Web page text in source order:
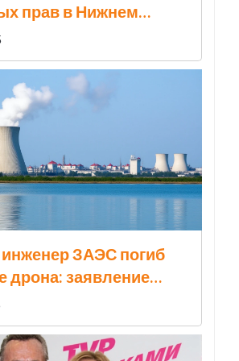
прав в Нижнем
заработает в 2025
ЗАЭС погиб
дрона: заявление
и реакция МАГАТЭ